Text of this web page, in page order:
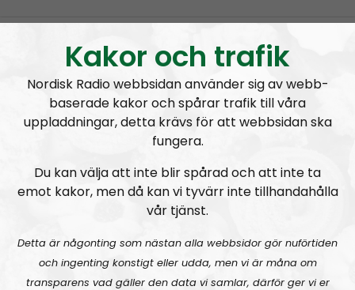
Agendan bakom BLM
Mike “Enoch” Peinovich – och hans jobbiga
förflutna?
De svarta i USA har valt att kontra
narrativet kring deras brottslighet
Runkgubbarna intar flygplanen
Kakor och trafik
Nordisk Radio webbsidan använder sig av webb-
baserade kakor och spårar trafik till våra
uppladdningar, detta krävs för att webbsidan ska
fungera.
Du kan välja att inte blir spårad och att inte ta
emot kakor, men då kan vi tyvärr inte tillhandahålla
vår tjänst.
Detta är någonting som nästan alla webbsidor gör nuförtiden
och ingenting konstigt eller udda, men vi är måna om
transparens vad gäller den data vi samlar, därför ger vi er